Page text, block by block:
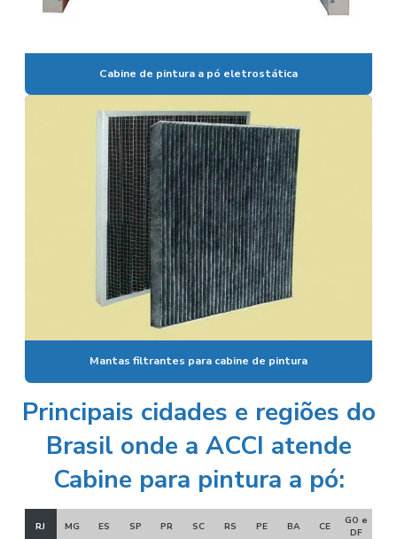
Cabine de pintura a pó eletrostática
Mantas filtrantes para cabine de pintura
Principais cidades e regiões do
Brasil onde a ACCI atende
Cabine para pintura a pó:
RJ MG ES SP PR SC RS PE BA CE
GO e
DF